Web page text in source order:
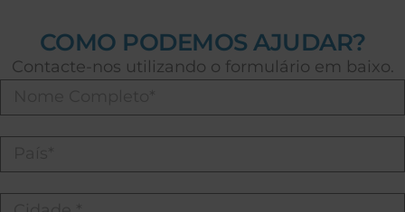
COMO PODEMOS AJUDAR?
Contacte-nos utilizando o formulário em baixo.